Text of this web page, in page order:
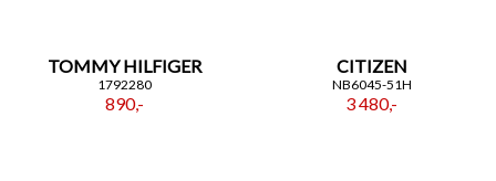
TOMMY HILFIGER
1792280
890,-
CITIZEN
NB6045-51H
3 480,-